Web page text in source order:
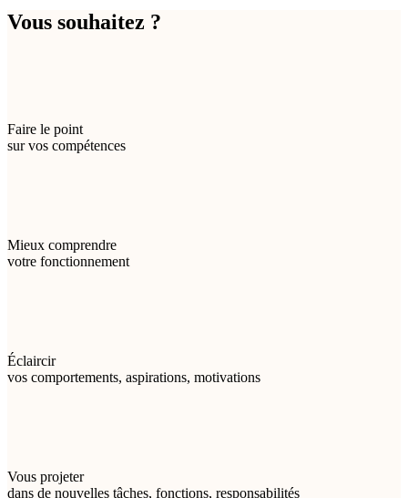
Vous souhaitez ?
Faire le point
sur vos compétences
Mieux comprendre
votre fonctionnement
Éclaircir
vos comportements, aspirations, motivations
Vous projeter
dans de nouvelles tâches, fonctions, responsabilités